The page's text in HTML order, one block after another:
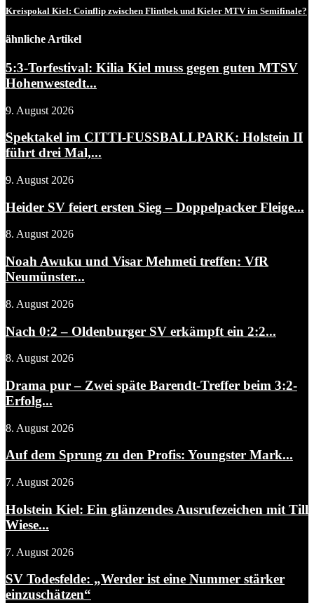
Kreispokal Kiel: Coinflip zwischen Flintbek und Kieler MTV im Semifinale?
ähnliche Artikel
5:3-Torfestival: Kilia Kiel muss gegen guten MTSV
Hohenwestedt...
9. August 2026
Spektakel im CITTI-FUSSBALLPARK: Holstein II
führt drei Mal,...
9. August 2026
Heider SV feiert ersten Sieg – Doppelpacker Fleige...
8. August 2026
Noah Awuku und Visar Mehmeti treffen: VfR
Neumünster...
8. August 2026
Nach 0:2 – Oldenburger SV erkämpft ein 2:2...
8. August 2026
Drama pur – Zwei späte Barendt-Treffer beim 3:2-
Erfolg...
8. August 2026
Auf dem Sprung zu den Profis: Youngster Mark...
7. August 2026
Holstein Kiel: Ein glänzendes Ausrufezeichen mit Till
Wiese...
7. August 2026
SV Todesfelde: „Werder ist eine Nummer stärker
einzuschätzen“